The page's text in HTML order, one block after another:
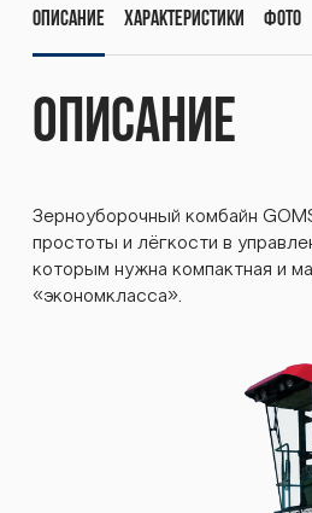
Описание Характеристики Фото
Описание
Зерноуборочный комбайн
простоты и лёгкости в
которым нужна компактная и
«экономкласса».